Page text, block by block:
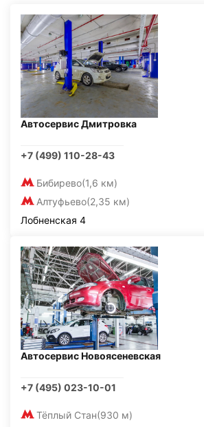
Автосервис Дмитровка
+7 (499) 110-28-43
Бибирево(1,6 км)
Алтуфьево(2,35 км)
Лобненская 4
Автосервис Новоясеневская
+7 (495) 023-10-01
Тёплый Стан(930 м)